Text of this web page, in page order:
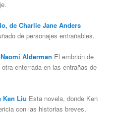
de Charlie Jane Anders
de personajes entrañables.
Alderman El embrión de
enterrada en las entrañas de
Ken Liu Esta novela, donde Ken
con las historias breves,